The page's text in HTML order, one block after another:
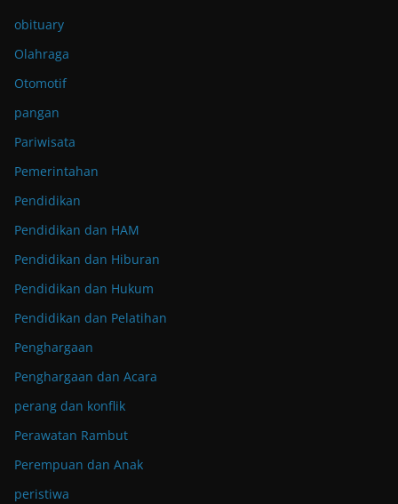
obituary
Olahraga
Otomotif
pangan
Pariwisata
Pemerintahan
Pendidikan
Pendidikan dan HAM
Pendidikan dan Hiburan
Pendidikan dan Hukum
Pendidikan dan Pelatihan
Penghargaan
Penghargaan dan Acara
perang dan konflik
Perawatan Rambut
Perempuan dan Anak
peristiwa